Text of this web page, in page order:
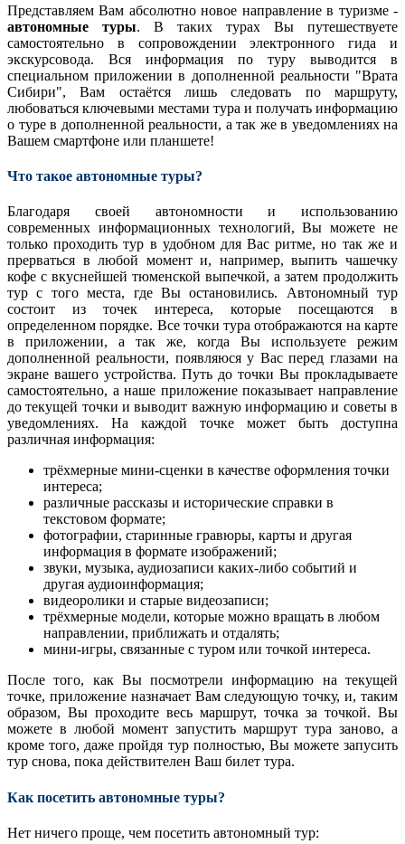
Представляем Вам абсолютно новое направление в туризме -
автономные туры. В таких турах Вы путешествуете
самостоятельно в сопровождении электронного гида и
экскурсовода. Вся информация по туру выводится в
специальном приложении в дополненной реальности "Врата
Сибири", Вам остаётся лишь следовать по маршруту,
любоваться ключевыми местами тура и получать информацию
о туре в дополненной реальности, а так же в уведомлениях на
Вашем смартфоне или планшете!
Что такое автономные туры?
Благодаря своей автономности и использованию
современных информационных технологий, Вы можете не
только проходить тур в удобном для Вас ритме, но так же и
прерваться в любой момент и, например, выпить чашечку
кофе с вкуснейшей тюменской выпечкой, а затем продолжить
тур с того места, где Вы остановились. Автономный тур
состоит из точек интереса, которые посещаются в
определенном порядке. Все точки тура отображаются на карте
в приложении, а так же, когда Вы используете режим
дополненной реальности, появляюся у Вас перед глазами на
экране вашего устройства. Путь до точки Вы прокладываете
самостоятельно, а наше приложение показывает направление
до текущей точки и выводит важную информацию и советы в
уведомлениях. На каждой точке может быть доступна
различная информация:
трёхмерные мини-сценки в качестве оформления точки
интереса;
различные рассказы и исторические справки в
текстовом формате;
фотографии, старинные гравюры, карты и другая
информация в формате изображений;
звуки, музыка, аудиозаписи каких-либо событий и
другая аудиоинформация;
видеоролики и старые видеозаписи;
трёхмерные модели, которые можно вращать в любом
направлении, приближать и отдалять;
мини-игры, связанные с туром или точкой интереса.
После того, как Вы посмотрели информацию на текущей
точке, приложение назначает Вам следующую точку, и, таким
образом, Вы проходите весь маршрут, точка за точкой. Вы
можете в любой момент запустить маршрут тура заново, а
кроме того, даже пройдя тур полностью, Вы можете запусить
тур снова, пока действителен Ваш билет тура.
Как посетить автономные туры?
Нет ничего проще, чем посетить автономный тур: